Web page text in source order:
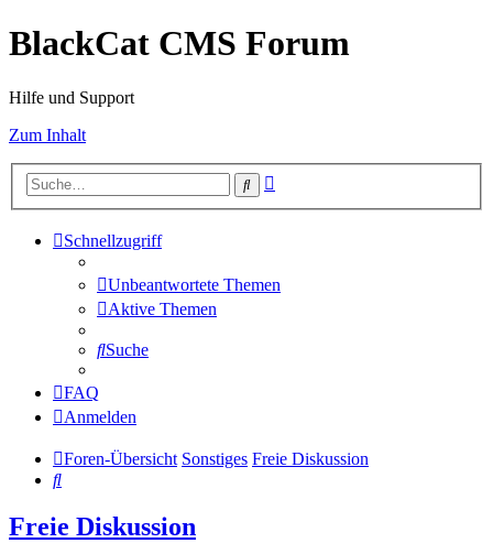
BlackCat CMS Forum
Hilfe und Support
Zum Inhalt
Suche
Schnellzugriff
Unbeantwortete Themen
Aktive Themen
Suche
FAQ
Anmelden
Foren-Übersicht Sonstiges Freie Diskussion
Suche
Freie Diskussion